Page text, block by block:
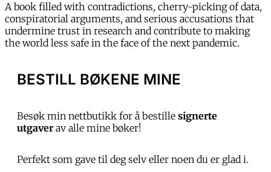
A book filled with contradictions, cherry-picking of data,
conspiratorial arguments, and serious accusations that
undermine trust in research and contribute to making
the world less safe in the face of the next pandemic.
BESTILL BØKENE MINE
Besøk min nettbutikk for å bestille signerte
utgaverav alle mine bøker!
Perfekt som gave til deg selv eller noen du er glad i.